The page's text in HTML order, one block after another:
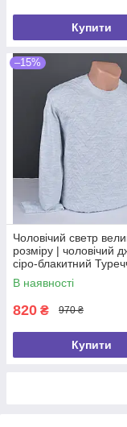
Купити
–15%
Чоловічий светр
розміру | чоловічий
сіро-блакитний
9318 Б
В наявності
820 ₴ 970 ₴
Купити